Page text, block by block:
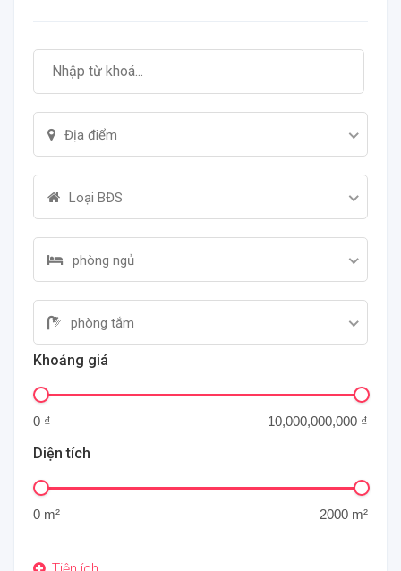
Địa điểm
Loại BĐS
phòng ngủ
phòng tắm
Khoảng giá
Diện tích